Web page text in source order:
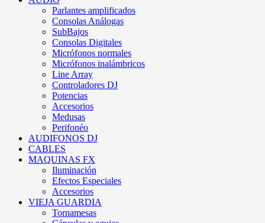
Parlantes amplificados
Consolas Análogas
SubBajos
Consolas Digitales
Micrófonos normales
Micrófonos inalámbricos
Line Array
Controladores DJ
Potencias
Accesorios
Medusas
Perifonéo
AUDIFONOS DJ
CABLES
MAQUINAS FX
Iluminación
Efectos Especiales
Accesorios
VIEJA GUARDIA
Tornamesas